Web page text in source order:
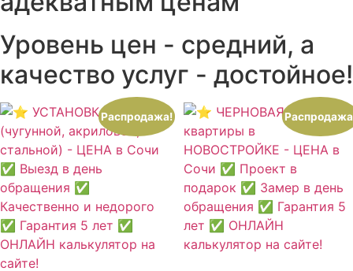
Уровень цен - средний, а
качество услуг - достойное!
Распродажа!